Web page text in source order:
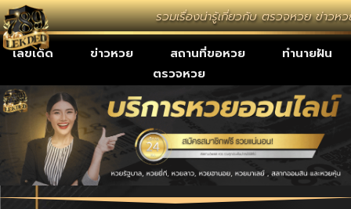
รวมเรื่องน่ารู้เกี่ยวกับ ตรวจหวย ข่าวหว
เลขเด็ด ข่าวหวย สถานที่ขอหวย
ทำนายฝัน
ตรวจหวย